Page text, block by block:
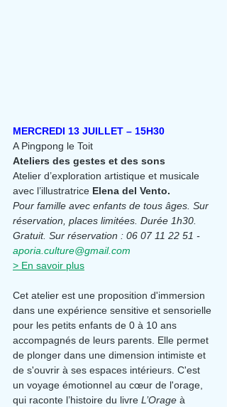
MERCREDI 13 JUILLET – 15H30
A Pingpong le Toit
Ateliers des gestes et des sons
Atelier d’exploration artistique et musicale
avec l’illustratrice Elena del Vento.
Pour famille avec enfants de tous âges. Sur
réservation, places limitées. Durée 1h30.
Gratuit. Sur réservation : 06 07 11 22 51 -
aporia.culture@gmail.com
> En savoir plus
Cet atelier est une proposition d'immersion
dans une expérience sensitive et sensorielle
pour les petits enfants de 0 à 10 ans
accompagnés de leurs parents. Elle permet
de plonger dans une dimension intimiste et
de s'ouvrir à ses espaces intérieurs. C'est
un voyage émotionnel au cœur de l'orage,
qui raconte l’histoire du livre L’Orage à